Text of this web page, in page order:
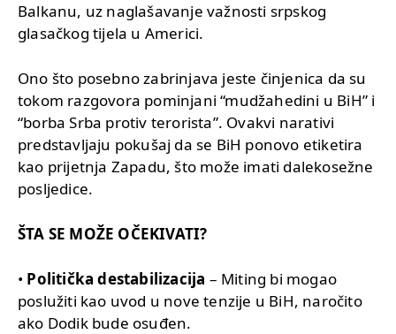
Balkanu, uz naglašavanje važnosti srpskog
glasačkog tijela u Americi.
Ono što posebno zabrinjava jeste činjenica da su
tokom razgovora pominjani “mudžahedini u BiH” i
“borba Srba protiv terorista”. Ovakvi narativi
predstavljaju pokušaj da se BiH ponovo etiketira
kao prijetnja Zapadu, što može imati dalekosežne
posljedice.
ŠTA SE MOŽE OČEKIVATI?
• Politička destabilizacija – Miting bi mogao
poslužiti kao uvod u nove tenzije u BiH, naročito
ako Dodik bude osuđen.